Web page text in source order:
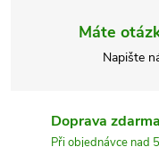
Máte
Napište
Doprava zdarma
Při objednávce nad